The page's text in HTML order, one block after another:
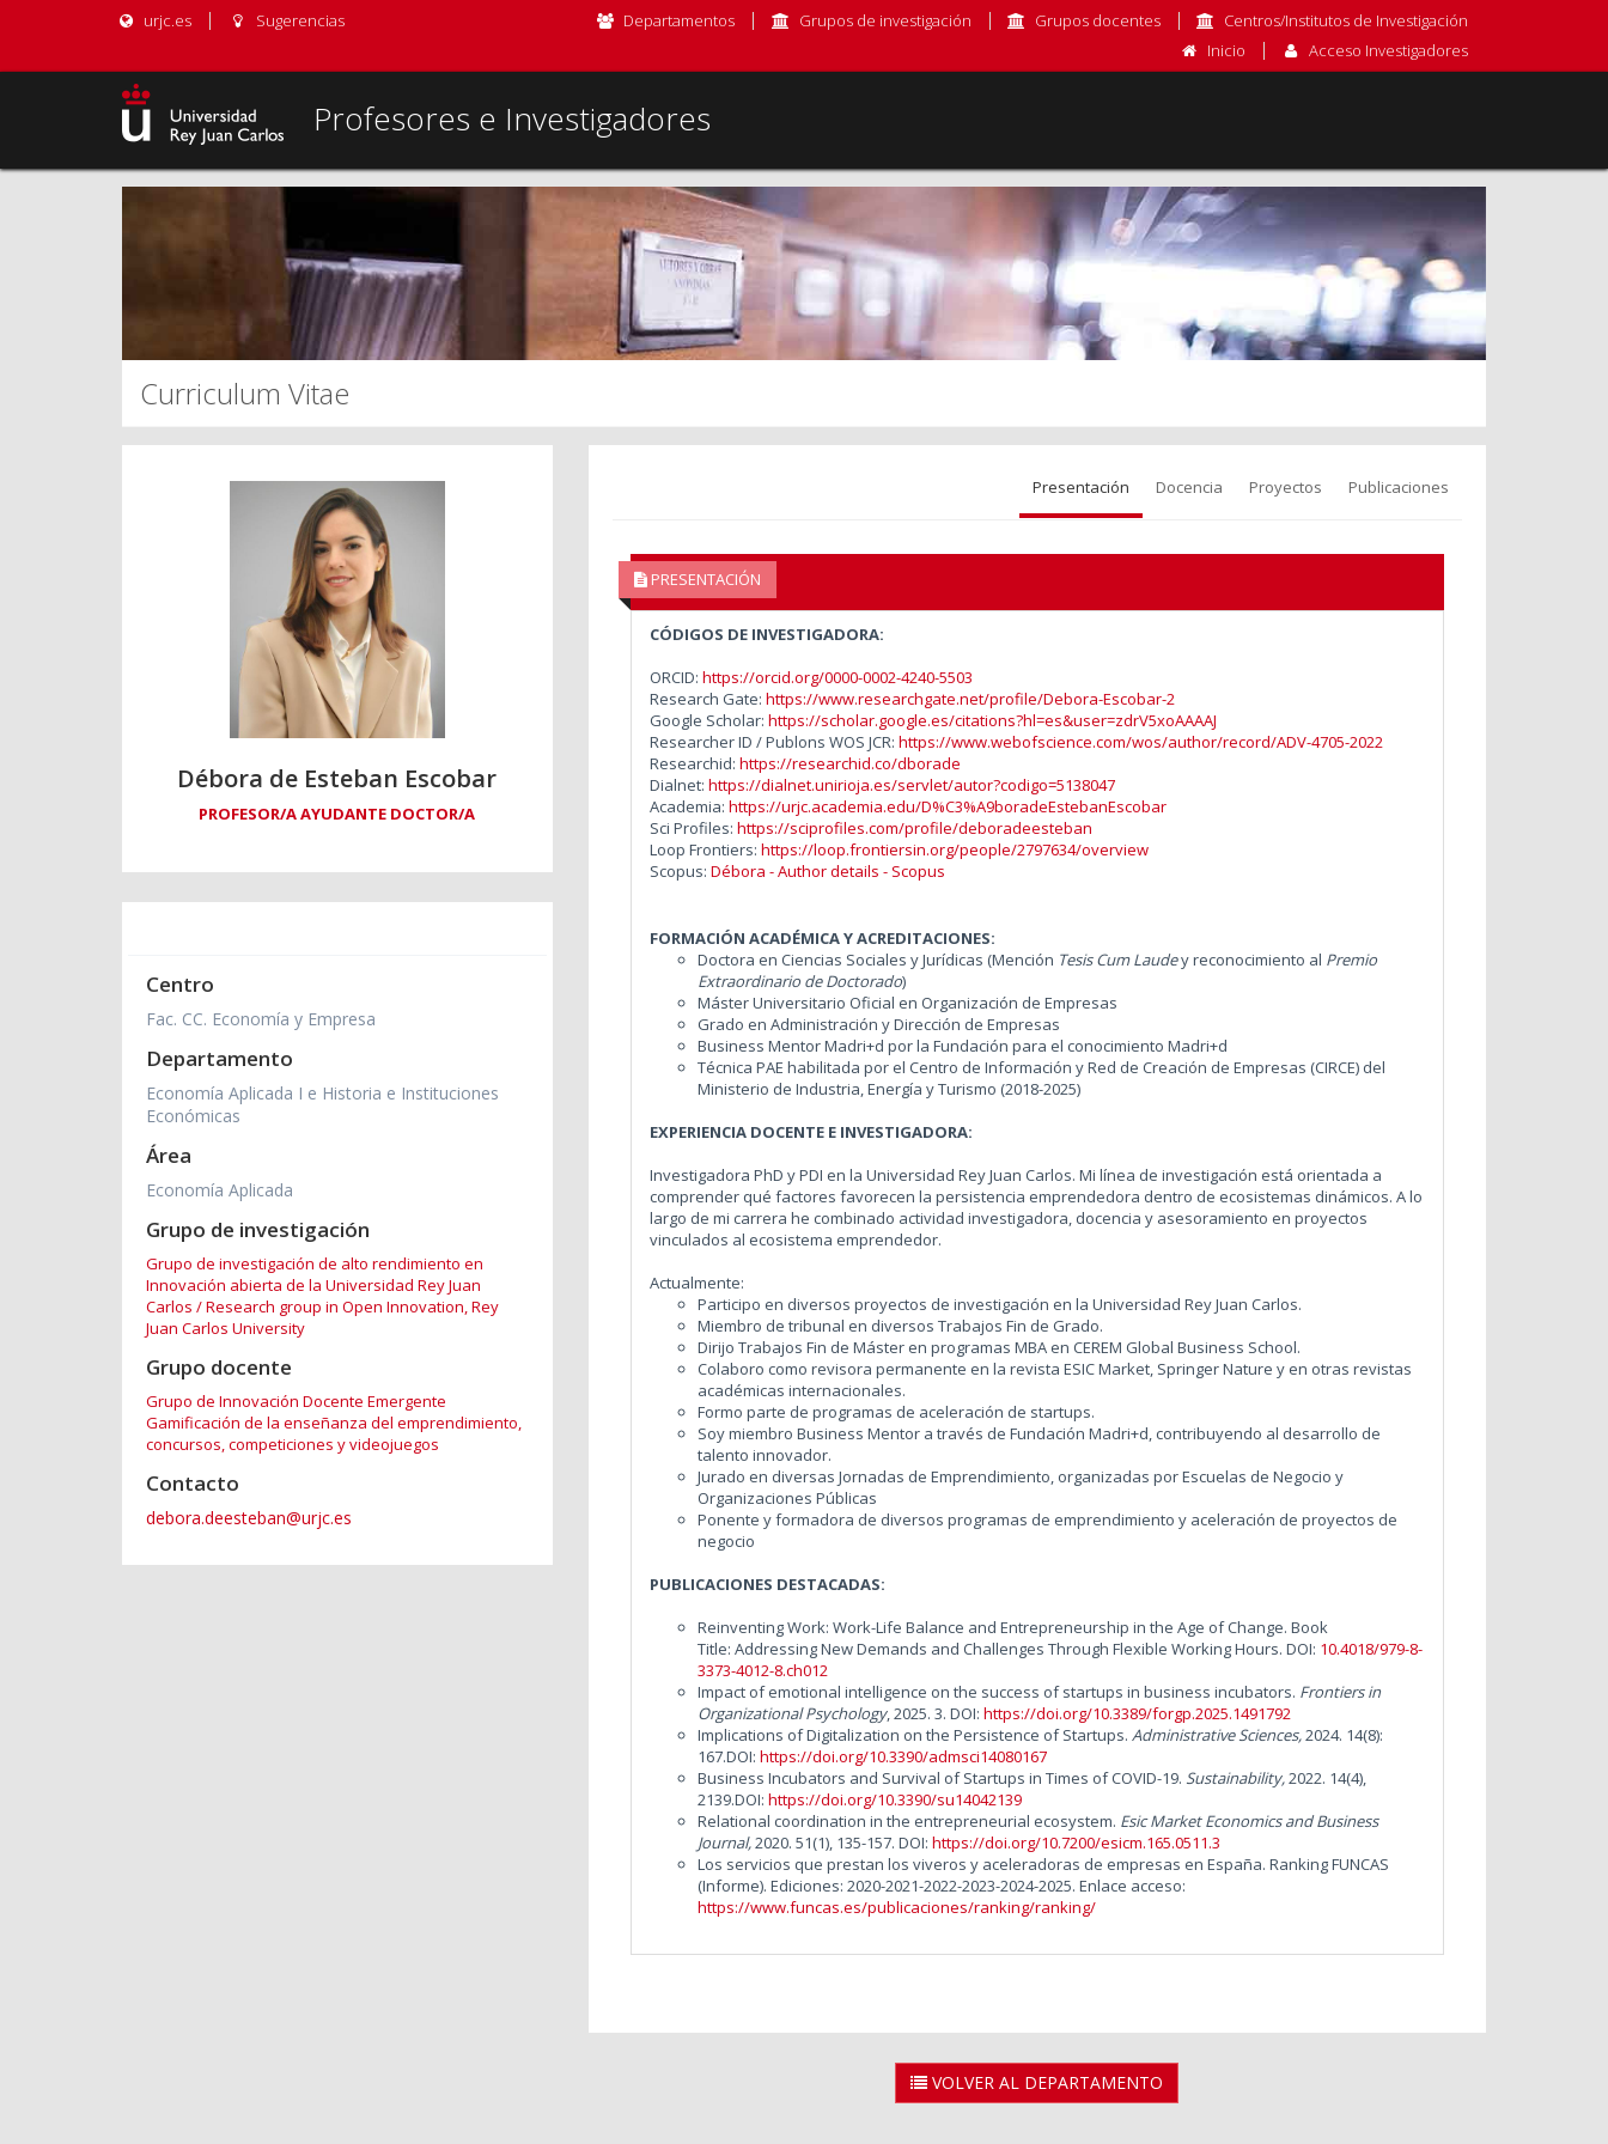
urjc.es Sugerencias Departamentos Grupos de investigación Grupos docentes
Centros/Institutos de Investigación
Inicio
Acceso Investigadores
Profesores e Investigadores
Curriculum Vitae
Débora de Esteban Escobar
PROFESOR/A AYUDANTE DOCTOR/A
Centro
Fac. CC. Economía y Empresa
Departamento
Economía Aplicada I e Historia e Instituciones
Económicas
Área
Economía Aplicada
Grupo de investigación
Grupo de investigación de alto rendimiento en
Innovación abierta de la Universidad Rey Juan
Carlos / Research group in Open Innovation, Rey
Juan Carlos University
Grupo docente
Grupo de Innovación Docente Emergente
Gamificación de la enseñanza del emprendimiento,
concursos, competiciones y videojuegos
Contacto
debora.deesteban@urjc.es
Presentación Docencia Proyectos Publicaciones
PRESENTACIÓN
CÓDIGOS DE INVESTIGADORA:
ORCID: https://orcid.org/0000-0002-4240-5503
Research Gate: https://www.researchgate.net/profile/Debora-Escobar-2
Google Scholar: https://scholar.google.es/citations?hl=es&user=zdrV5xoAAAAJ
Researcher ID / Publons WOS JCR: https://www.webofscience.com/wos/author/record/ADV-4705-2022
Researchid: https://researchid.co/dborade
Dialnet: https://dialnet.unirioja.es/servlet/autor?codigo=5138047
Academia: https://urjc.academia.edu/D%C3%A9boradeEstebanEscobar
Sci Profiles: https://sciprofiles.com/profile/deboradeesteban
Loop Frontiers: https://loop.frontiersin.org/people/2797634/overview
Scopus: Débora - Author details - Scopus
FORMACIÓN ACADÉMICA Y ACREDITACIONES:
Doctora en Ciencias Sociales y Jurídicas (Mención Tesis Cum Laudey reconocimiento al Premio
Extraordinario de Doctorado)
Máster Universitario Oficial en Organización de Empresas
Grado en Administración y Dirección de Empresas
Business Mentor Madri+d por la Fundación para el conocimiento Madri+d
Técnica PAE habilitada por el Centro de Información y Red de Creación de Empresas (CIRCE) del
Ministerio de Industria, Energía y Turismo (2018-2025)
EXPERIENCIA DOCENTE E INVESTIGADORA:
Investigadora PhD y PDI en la Universidad Rey Juan Carlos. Mi línea de investigación está orientada a
comprender qué factores favorecen la persistencia emprendedora dentro de ecosistemas dinámicos. A lo
largo de mi carrera he combinado actividad investigadora, docencia y asesoramiento en proyectos
vinculados al ecosistema emprendedor.
Actualmente:
Participo en diversos proyectos de investigación en la Universidad Rey Juan Carlos.
Miembro de tribunal en diversos Trabajos Fin de Grado.
Dirijo Trabajos Fin de Máster en programas MBA en CEREM Global Business School.
Colaboro como revisora permanente en la revista ESIC Market, Springer Nature y en otras revistas
académicas internacionales.
Formo parte de programas de aceleración de startups.
Soy miembro Business Mentor a través de Fundación Madri+d, contribuyendo al desarrollo de
talento innovador.
Jurado en diversas Jornadas de Emprendimiento, organizadas por Escuelas de Negocio y
Organizaciones Públicas
Ponente y formadora de diversos programas de emprendimiento y aceleración de proyectos de
negocio
PUBLICACIONES DESTACADAS:
Reinventing Work: Work-Life Balance and Entrepreneurship in the Age of Change. Book
Title: Addressing New Demands and Challenges Through Flexible Working Hours. DOI: 10.4018/979-8-
3373-4012-8.ch012
Impact of emotional intelligence on the success of startups in business incubators. Frontiers in
Organizational Psychology, 2025. 3. DOI: https://doi.org/10.3389/forgp.2025.1491792
Implications of Digitalization on the Persistence of Startups. Administrative Sciences,2024. 14(8):
167.DOI: https://doi.org/10.3390/admsci14080167
Business Incubators and Survival of Startups in Times of COVID-19. Sustainability,2022. 14(4),
2139.DOI: https://doi.org/10.3390/su14042139
Relational coordination in the entrepreneurial ecosystem. Esic Market Economics and Business
Journal,2020. 51(1), 135-157. DOI: https://doi.org/10.7200/esicm.165.0511.3
Los servicios que prestan los viveros y aceleradoras de empresas en España. Ranking FUNCAS
(Informe). Ediciones: 2020-2021-2022-2023-2024-2025. Enlace acceso:
https://www.funcas.es/publicaciones/ranking/ranking/
VOLVER AL DEPARTAMENTO